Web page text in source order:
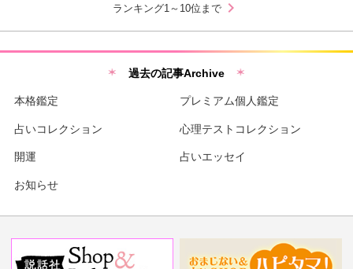
ランキング1～10位まで chevron_right
過去の記事Archive
本格鑑定 プレミアム個人鑑定
占いコレクション 心理テストコレクション
開運 占いエッセイ
お知らせ